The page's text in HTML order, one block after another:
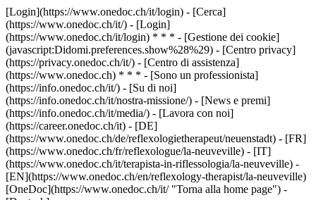
[Login](https://www.onedoc.ch/it/login) - [Cerca]
(https://www.onedoc.ch/it/) - [Login]
(https://www.onedoc.ch/it/login) * * * - [Gestione dei cookie]
(javascript:Didomi.preferences.show%28%29) - [Centro privacy]
(https://privacy.onedoc.ch/it/) - [Centro di assistenza]
(https://www.onedoc.ch) * * * - [Sono un professionista]
(https://info.onedoc.ch/it/) - [Su di noi]
(https://info.onedoc.ch/it/nostra-missione/) - [News e premi]
(https://info.onedoc.ch/it/media/) - [Lavora con noi]
(https://career.onedoc.ch/it) - [DE]
(https://www.onedoc.ch/de/reflexologietherapeut/neuenstadt) - [FR]
(https://www.onedoc.ch/fr/reflexologue/la-neuveville) - [IT]
(https://www.onedoc.ch/it/terapista-in-riflessologia/la-neuveville) -
[EN](https://www.onedoc.ch/en/reflexology-therapist/la-neuveville)
[OneDoc](https://www.onedoc.ch/it/ "Torna alla home page") -